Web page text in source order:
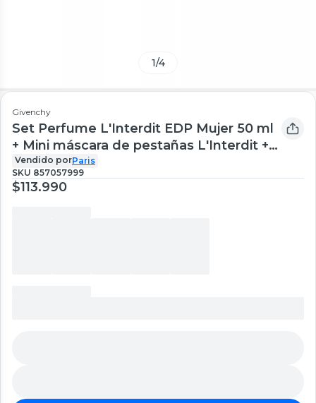
1/4
Givenchy
Set Perfume L'Interdit EDP Mujer 50 ml
+ Mini máscara de pestañas L'Interdit +
Mini labial Le Rouge Interdit Silk N333.
Vendido porParis
SKU 857057999
$113.990